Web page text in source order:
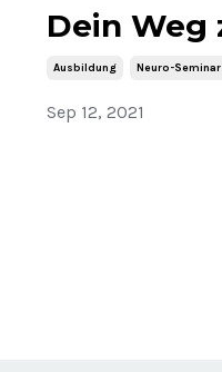
Dein
Ausbildung Neuro-Seminar
Sep 12, 2021